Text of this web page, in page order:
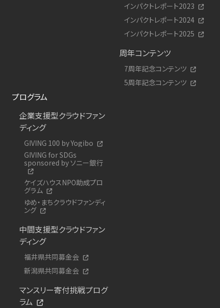
インパクトレポート2023
インパクトレポート2024
インパクトレポート2025
周年コンテンツ
7周年記念コンテンツ
5周年記念コンテンツ
プログラム
企業支援型クラウドファン
ディング
GIVING 100 by Yogibo
GIVING for SDGs
sponsored by ソニー銀行
ケイズハウスNPO助成プロ
グラム
ゆめ・まちクラウドファンディ
ング
中間支援型クラウドファン
ディング
福井県共同募金会
新潟県共同募金会
マンスリー寄付挑戦プログ
ラム